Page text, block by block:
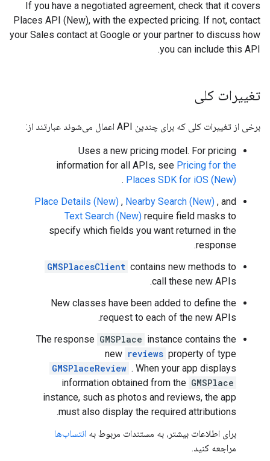
If you have a negotiated agreement, check that it covers
Places API (New), with the expected pricing. If not, contact
your Sales contact at Google or your partner to discuss how
you can include this API.
تغییرات کلی
برخی از تغییرات کلی که برای چندین API اعمال می‌شوند عبارتند از:
Uses a new pricing model. For pricing
information for all APIs, see Pricing for the
Places SDK for iOS (New)
.
Place Details (New) , Nearby Search (New) , and
Text Search (New) require field masks to
specify which fields you want returned in the
response.
GMSPlacesClient contains new methods to
call these new APIs.
New classes have been added to define the
request to each of the new APIs.
The response GMSPlace instance contains the
new reviews property of type
GMSPlaceReview . When your app displays
information obtained from the GMSPlace
instance, such as photos and reviews, the app
must also display the required attributions.
برای اطلاعات بیشتر، به مستندات مربوط به انتساب‌ها
مراجعه کنید.